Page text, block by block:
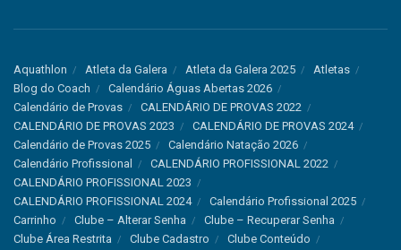
Aquathlon Atleta da Galera Atleta da Galera 2025
Atletas
Blog do Coach
Calendário Águas Abertas 2026
Calendário de Provas
CALENDÁRIO DE PROVAS 2022
CALENDÁRIO DE PROVAS 2023
CALENDÁRIO DE PROVAS 2024
Calendário de Provas 2025
Calendário Natação 2026
Calendário Profissional
CALENDÁRIO PROFISSIONAL 2022
CALENDÁRIO PROFISSIONAL 2023
CALENDÁRIO PROFISSIONAL 2024
Calendário Profissional 2025
Carrinho
Clube – Alterar Senha
Clube – Recuperar Senha
Clube Área Restrita
Clube Cadastro
Clube Conteúdo